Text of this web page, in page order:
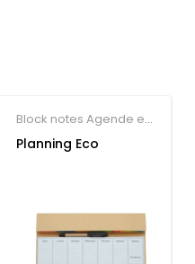
Block notes Agende e
Calendari ecologici
Planning Eco